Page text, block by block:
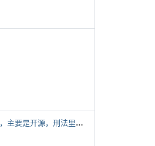
*
有啥搞钱的路子吗，开源节流都行，主要是开源，刑法里的咱不做